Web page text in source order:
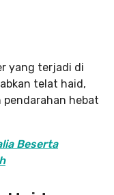
yang terjadi di
telat haid,
hebat
Beserta